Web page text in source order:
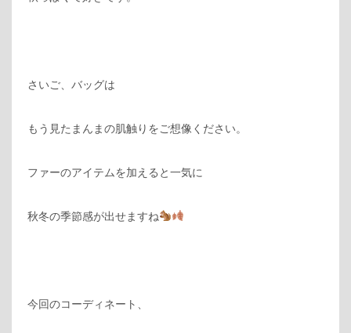
さいご、バッグは
もう見たまんまの肌触りをご想像ください。
ファーのアイテムを加えると一気に
秋冬の季節感が出せますね
今回のコーディネート、